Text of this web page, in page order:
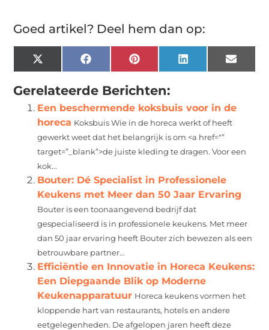
Goed artikel? Deel hem dan op:
X
(Twitter)
FacebookPinterest LinkedIn Email
Gerelateerde Berichten:
Een beschermende koksbuis voor in de
horeca Koksbuis Wie in de horeca werkt of heeft
gewerkt weet dat het belangrijk is om <a href="”
target=”_blank”>de juiste kleding te dragen. Voor een
kok...
Bouter: Dé Specialist in Professionele
Keukens met Meer dan 50 Jaar Ervaring
Bouter is een toonaangevend bedrijf dat
gespecialiseerd is in professionele keukens. Met meer
dan 50 jaar ervaring heeft Bouter zich bewezen als een
betrouwbare partner...
Efficiëntie en Innovatie in Horeca Keukens:
Een Diepgaande Blik op Moderne
Keukenapparatuur Horeca keukens vormen het
kloppende hart van restaurants, hotels en andere
eetgelegenheden. De afgelopen jaren heeft deze